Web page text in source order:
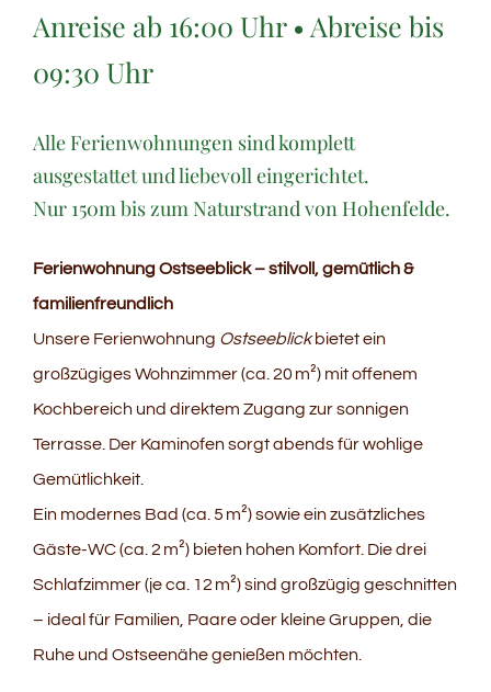
Anreise ab 16:00 Uhr • Abreise bis
09:30 Uhr
Alle Ferienwohnungen sind komplett
ausgestattet und liebevoll eingerichtet.
Nur 150m bis zum Naturstrand von Hohenfelde.
Ferienwohnung Ostseeblick – stilvoll, gemütlich &
familienfreundlich
Unsere Ferienwohnung Ostseeblickbietet ein
großzügiges Wohnzimmer (ca. 20 m²) mit offenem
Kochbereich und direktem Zugang zur sonnigen
Terrasse. Der Kaminofen sorgt abends für wohlige
Gemütlichkeit.
Ein modernes Bad (ca. 5 m²) sowie ein zusätzliches
Gäste-WC (ca. 2 m²) bieten hohen Komfort. Die drei
Schlafzimmer (je ca. 12 m²) sind großzügig geschnitten
– ideal für Familien, Paare oder kleine Gruppen, die
Ruhe und Ostseenähe genießen möchten.